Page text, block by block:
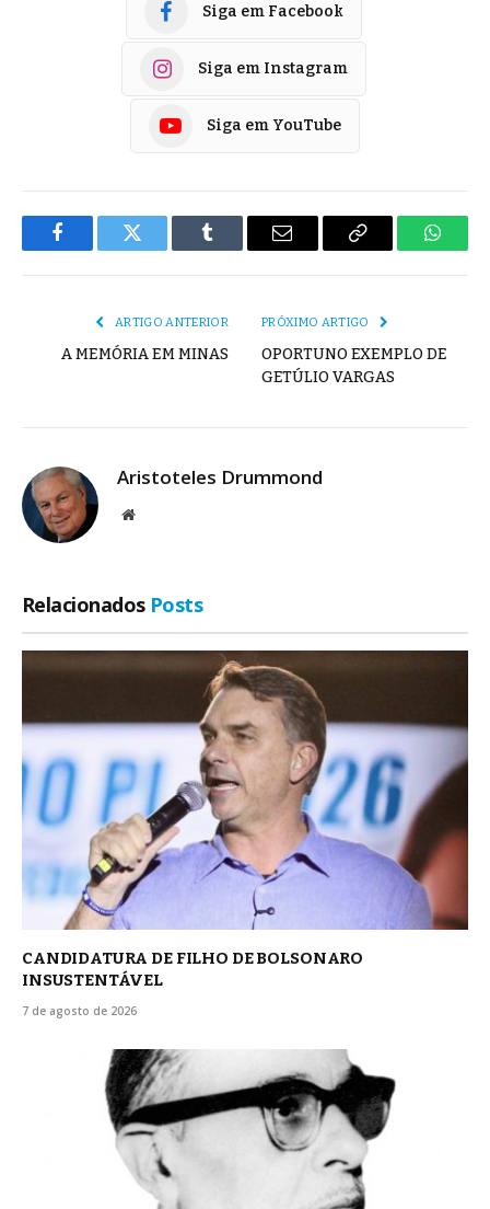
Siga em Facebook
Siga em Instagram
Siga em YouTube
FacebookTwitter Tumblr
E-
Copiar
ARTIGO ANTERIOR
A MEMÓRIA EM MINAS
PRÓXIMO ARTIGO
OPORTUNO EXEMPLO DE
GETÚLIO VARGAS
Aristoteles Drummond
Site
Relacionados Posts
CANDIDATURA DE FILHO DE BOLSONARO
INSUSTENTÁVEL
7 de agosto de 2026